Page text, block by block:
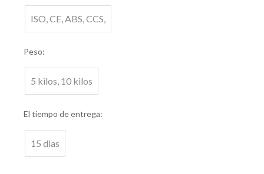
ISO, CE, ABS, CCS,
Peso:
5 kilos, 10 kilos
El tiempo de entrega:
15 dias